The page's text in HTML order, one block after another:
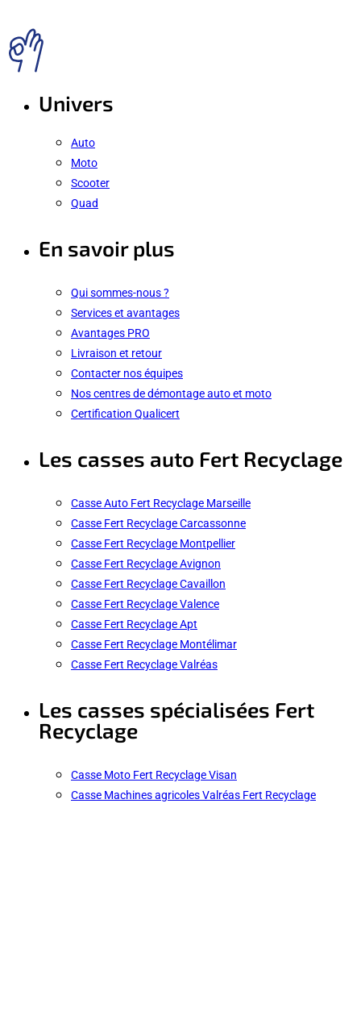
Univers
Auto
Moto
Scooter
Quad
En savoir plus
Qui sommes-nous ?
Services et avantages
Avantages PRO
Livraison et retour
Contacter nos équipes
Nos centres de démontage auto et moto
Certification Qualicert
Les casses auto Fert Recyclage
Casse Auto Fert Recyclage Marseille
Casse Fert Recyclage Carcassonne
Casse Fert Recyclage Montpellier
Casse Fert Recyclage Avignon
Casse Fert Recyclage Cavaillon
Casse Fert Recyclage Valence
Casse Fert Recyclage Apt
Casse Fert Recyclage Montélimar
Casse Fert Recyclage Valréas
Les casses spécialisées Fert
Recyclage
Casse Moto Fert Recyclage Visan
Casse Machines agricoles Valréas Fert Recyclage